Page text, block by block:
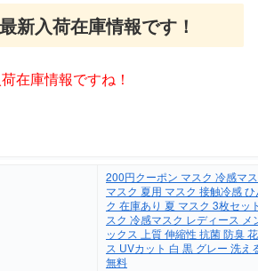
新入荷在庫情報です！
在庫情報ですね！
200円クーポン マスク 冷感マ
マスク 夏用 マスク 接触冷感
ク 在庫あり 夏 マスク 3枚セッ
スク 冷感マスク レディース メ
ックス 上質 伸縮性 抗菌 防臭
ス UVカット 白 黒 グレー 洗え
無料